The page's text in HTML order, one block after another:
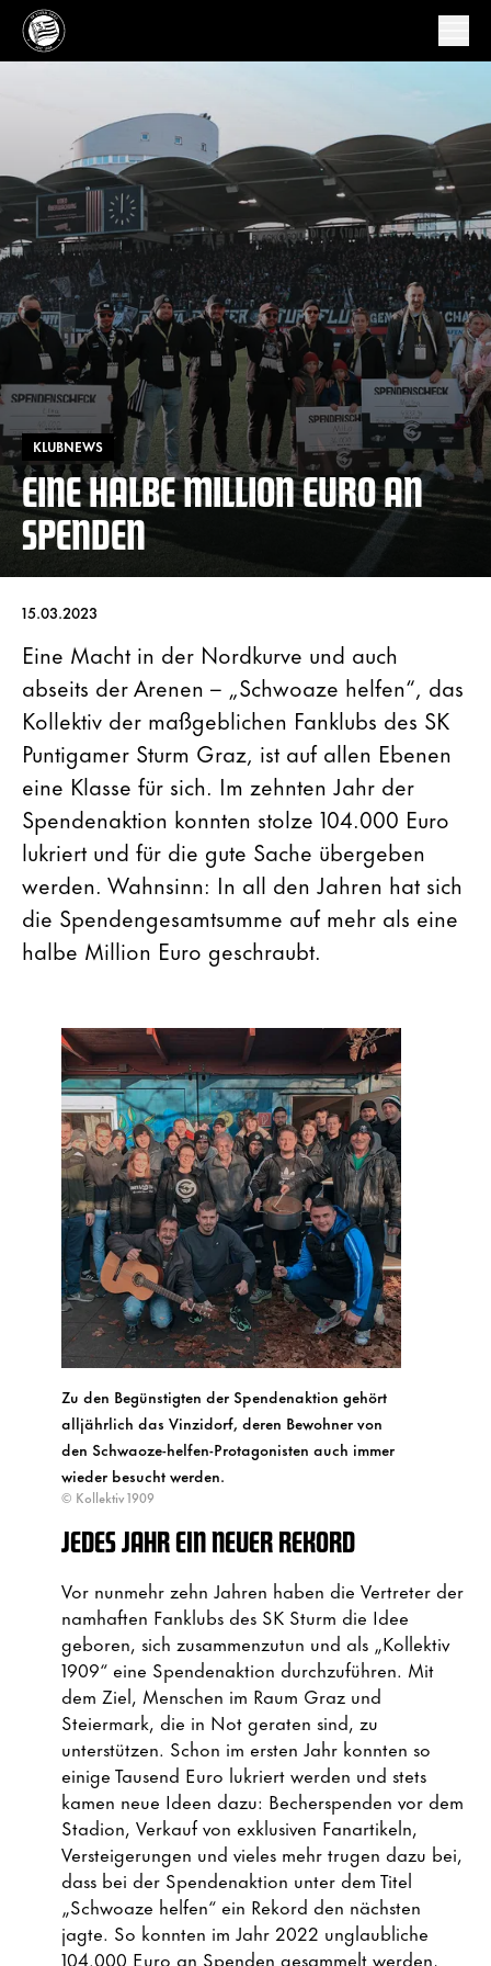
KLUBNEWS
EINE HALBE MILLION EURO AN
SPENDEN
15.03.2023
Eine Macht in der Nordkurve und auch
abseits der Arenen – „Schwoaze helfen“, das
Kollektiv der maßgeblichen Fanklubs des SK
Puntigamer Sturm Graz, ist auf allen Ebenen
eine Klasse für sich. Im zehnten Jahr der
Spendenaktion konnten stolze 104.000 Euro
lukriert und für die gute Sache übergeben
werden. Wahnsinn: In all den Jahren hat sich
die Spendengesamtsumme auf mehr als eine
halbe Million Euro geschraubt.
Zu den Begünstigten der Spendenaktion gehört
alljährlich das Vinzidorf, deren Bewohner von
den Schwaoze-helfen-Protagonisten auch immer
wieder besucht werden.
© Kollektiv 1909
JEDES JAHR EIN NEUER REKORD
Vor nunmehr zehn Jahren haben die Vertreter der
namhaften Fanklubs des SK Sturm die Idee
geboren, sich zusammenzutun und als „Kollektiv
1909“ eine Spendenaktion durchzuführen. Mit
dem Ziel, Menschen im Raum Graz und
Steiermark, die in Not geraten sind, zu
unterstützen. Schon im ersten Jahr konnten so
einige Tausend Euro lukriert werden und stets
kamen neue Ideen dazu: Becherspenden vor dem
Stadion, Verkauf von exklusiven Fanartikeln,
Versteigerungen und vieles mehr trugen dazu bei,
dass bei der Spendenaktion unter dem Titel
„Schwoaze helfen“ ein Rekord den nächsten
jagte. So konnten im Jahr 2022 unglaubliche
104.000 Euro an Spenden gesammelt werden,